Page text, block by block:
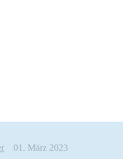
01. März 2023